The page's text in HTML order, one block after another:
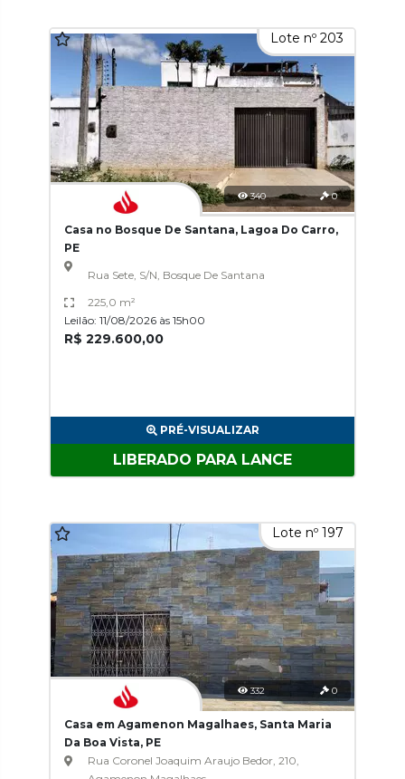
Lote nº 203
340 0
Casa no Bosque De Santana, Lagoa Do Carro,
PE
Rua Sete, S/N, Bosque De Santana
225,0 m²
Leilão: 11/08/2026 às 15h00
R$ 229.600,00
PRÉ-VISUALIZAR
LIBERADO PARA LANCE
Lote nº 197
332 0
Casa em Agamenon Magalhaes, Santa Maria
Da Boa Vista, PE
Rua Coronel Joaquim Araujo Bedor, 210,